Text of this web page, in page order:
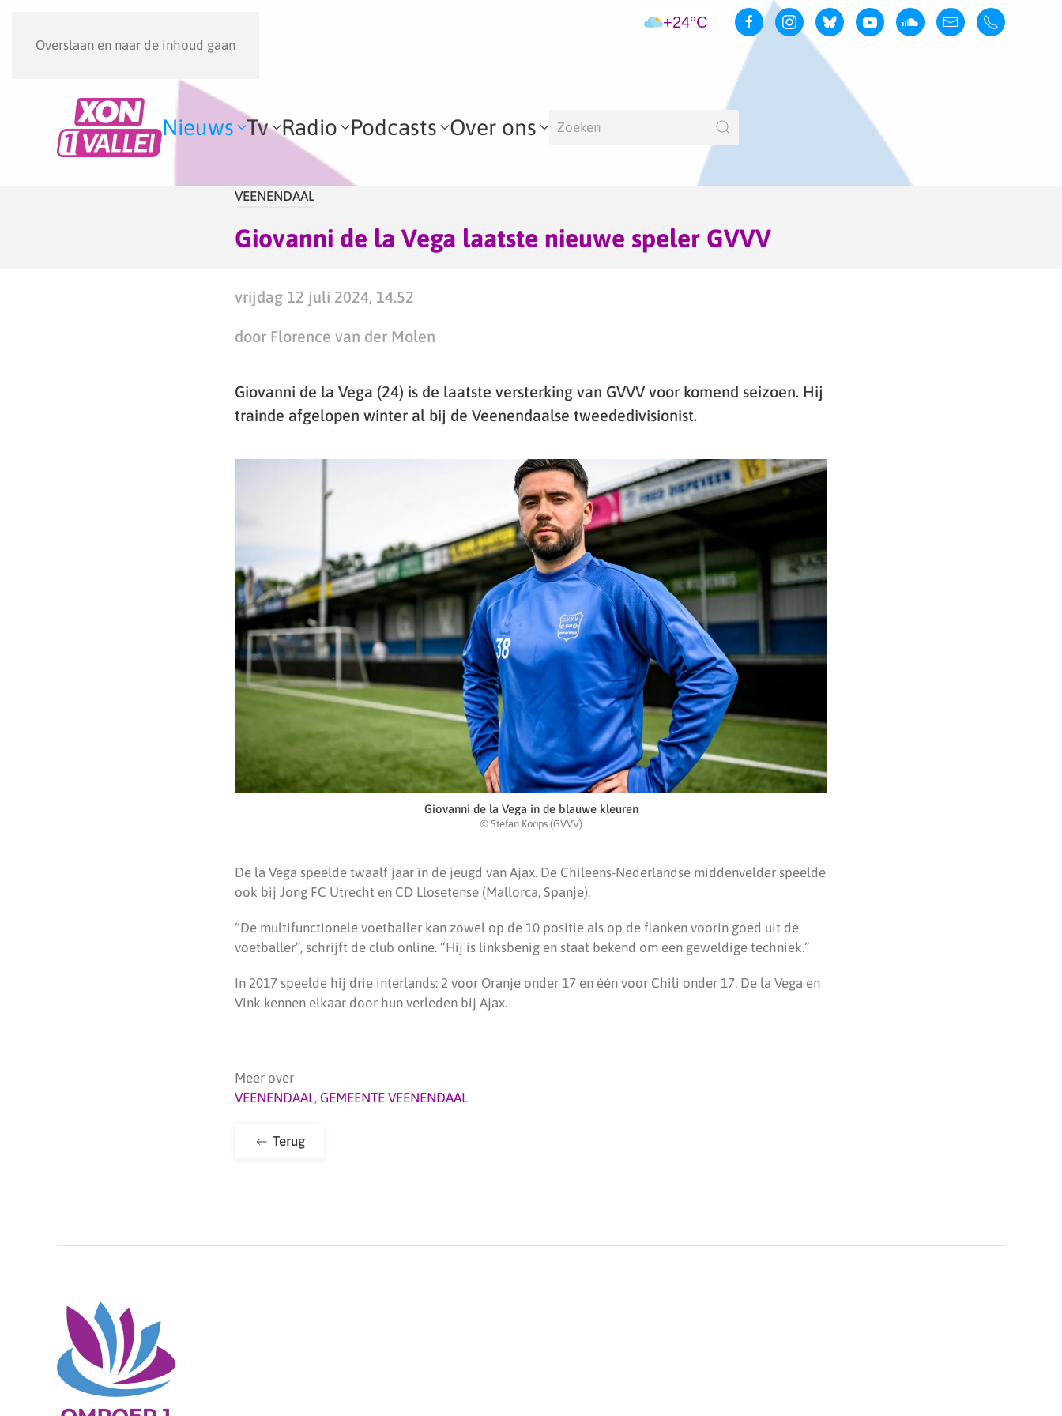
Overslaan en naar de inhoud gaan
+24°C
Nieuws Tv Radio Podcasts Over ons
VEENENDAAL
Giovanni de la Vega laatste nieuwe speler GVVV
vrijdag 12 juli 2024, 14.52
door Florence van der Molen
Giovanni de la Vega (24) is de laatste versterking van GVVV voor komend seizoen. Hij
trainde afgelopen winter al bij de Veenendaalse tweededivisionist.
Giovanni de la Vega in de blauwe kleuren
© Stefan Koops (GVVV)
De la Vega speelde twaalf jaar in de jeugd van Ajax. De Chileens-Nederlandse middenvelder speelde
ook bij Jong FC Utrecht en CD Llosetense (Mallorca, Spanje).
“De multifunctionele voetballer kan zowel op de 10 positie als op de flanken voorin goed uit de
voetballer”, schrijft de club online. “Hij is linksbenig en staat bekend om een geweldige techniek.”
In 2017 speelde hij drie interlands: 2 voor Oranje onder 17 en één voor Chili onder 17. De la Vega en
Vink kennen elkaar door hun verleden bij Ajax.
Meer over
VEENENDAAL, GEMEENTE VEENENDAAL
Terug